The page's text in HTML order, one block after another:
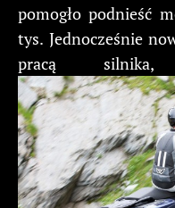
pomogło podnieść
tys. Jednocześnie
pracą silnika,